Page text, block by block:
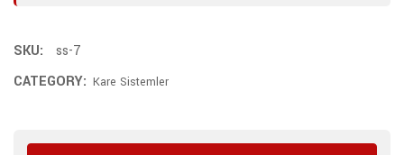
SKU:
ss-7
CATEGORY: Kare Sistemler